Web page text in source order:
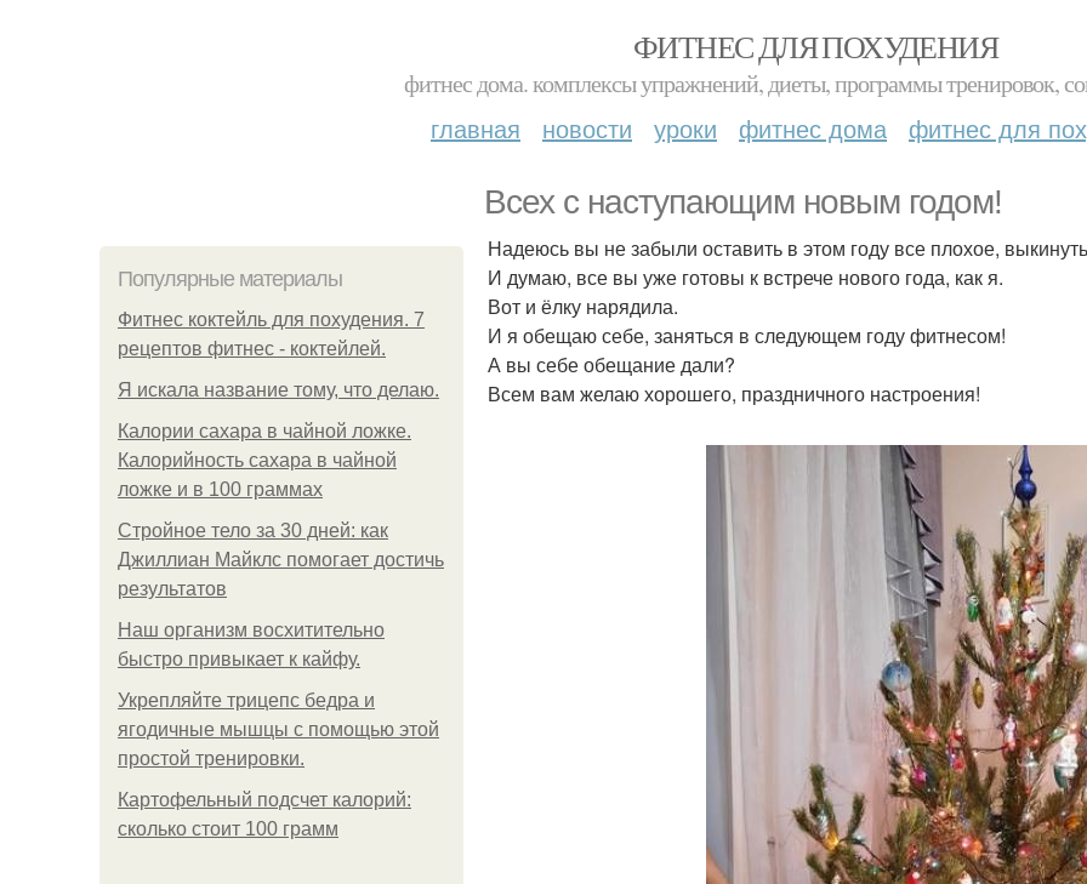
ФИТНЕС ДЛЯ ПОХУДЕНИЯ
фитнес дома. комплексы упражнений, диеты, программы тренировок,
главная новости уроки фитнес дома фитнес для
Всех с наступающим новым годом!
Популярные материалы
Фитнес коктейль для похудения. 7
рецептов фитнес - коктейлей.
Я искала название тому, что делаю.
Калории сахара в чайной ложке.
Калорийность сахара в чайной
ложке и в 100 граммах
Стройное тело за 30 дней: как
Джиллиан Майклс помогает достичь
результатов
Наш организм восхитительно
быстро привыкает к кайфу.
Укрепляйте трицепс бедра и
ягодичные мышцы с помощью этой
простой тренировки.
Картофельный подсчет калорий:
сколько стоит 100 грамм
Надеюсь вы не забыли оставить в этом году все плохое,
И думаю, все вы уже готовы к встрече нового года, как я.
Вот и ёлку нарядила.
И я обещаю себе, заняться в следующем году фитнесом!
А вы себе обещание дали?
Всем вам желаю хорошего, праздничного настроения!